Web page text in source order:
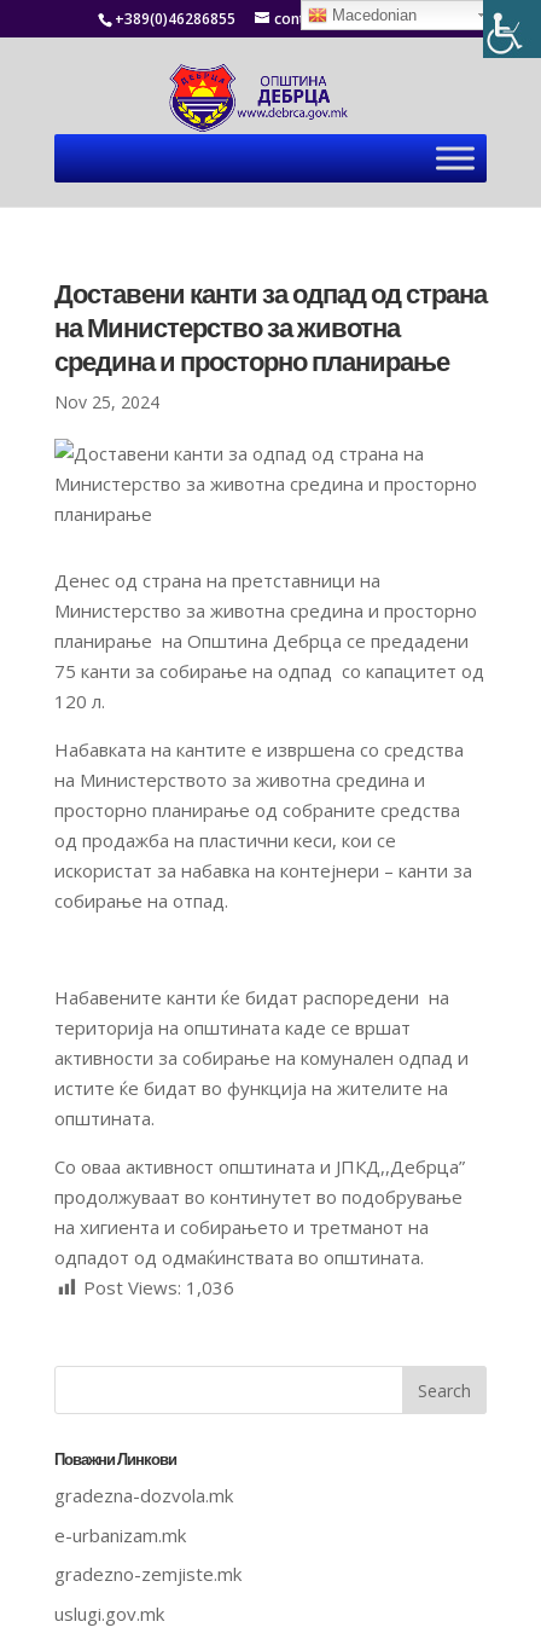
+389(0)46286855 contact@debrca.gov.mk
Доставени канти за одпад од страна
на Министерство за животна
средина и просторно планирање
Nov 25, 2024
Денес од страна на претставници на
Министерство за животна средина и просторно
планирање на Општина Дебрца се предадени
75 канти за собирање на одпад со капацитет од
120 л.
Набавката на кантите е извршена со средства
на Министерството за животна средина и
просторно планирање од собраните средства
од продажба на пластични кеси, кои се
искористат за набавка на контејнери – канти за
собирање на отпад.
Набавените канти ќе бидат распоредени на
територија на општината каде се вршат
активности за собирање на комунален одпад и
истите ќе бидат во функција на жителите на
општината.
Со оваа активност општината и ЈПКД,,Дебрца”
продолжуваат во континутет во подобрување
на хигиента и собирањето и третманот на
одпадот од одмаќинствата во општината.
Post Views: 1,036
Поважни Линкови
gradezna-dozvola.mk
e-urbanizam.mk
gradezno-zemjiste.mk
uslugi.gov.mk
Macedonian